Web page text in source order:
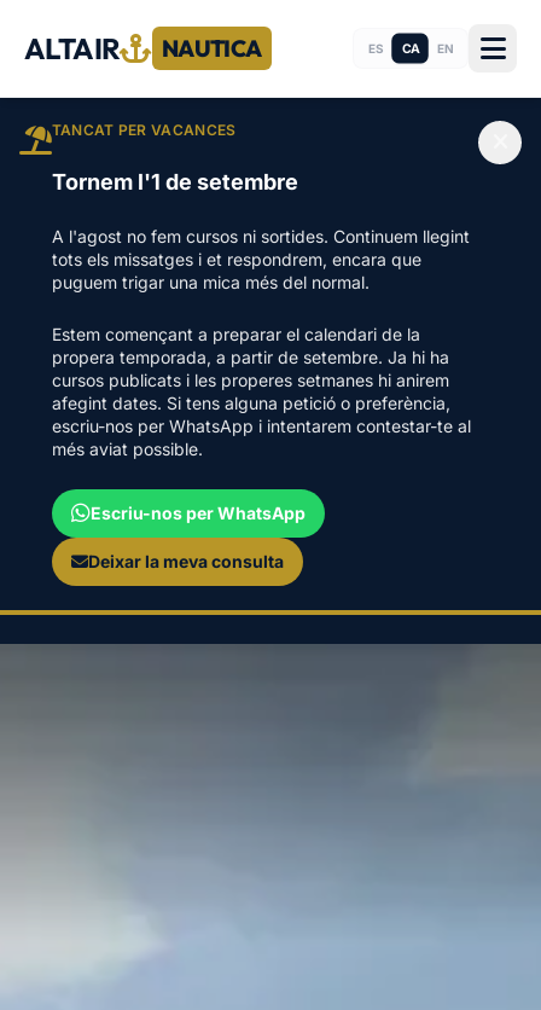
ALTAIR NAUTICA ES CA EN
TANCAT PER VACANCES
Tornem l'1 de setembre
A l'agost no fem cursos ni sortides. Continuem llegint
tots els missatges i et respondrem, encara que
puguem trigar una mica més del normal.
Estem començant a preparar el calendari de la
propera temporada, a partir de setembre. Ja hi ha
cursos publicats i les properes setmanes hi anirem
afegint dates. Si tens alguna petició o preferència,
escriu-nos per WhatsApp i intentarem contestar-te al
més aviat possible.
Escriu-nos per WhatsApp
Deixar la meva consulta